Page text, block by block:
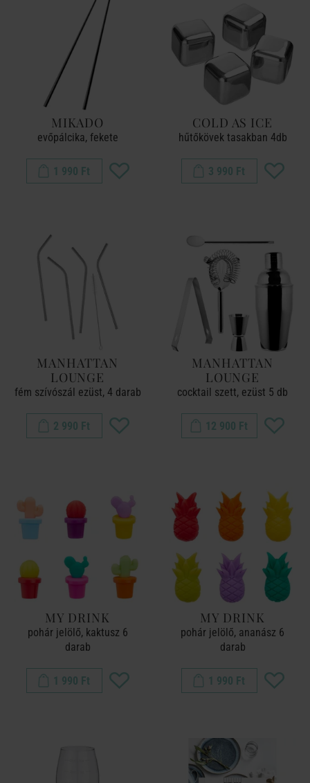
MIKADO
evőpálcika, fekete
1 990 Ft
COLD AS ICE
hűtőkövek tasakban 4db
3 990 Ft
MANHATTAN
LOUNGE
fém szívószál ezüst, 4 darab
2 990 Ft
MANHATTAN
LOUNGE
cocktail szett, ezüst 5 db
12 900 Ft
MY DRINK
pohár jelölő, kaktusz 6
darab
1 990 Ft
MY DRINK
pohár jelölő, ananász 6
darab
1 990 Ft